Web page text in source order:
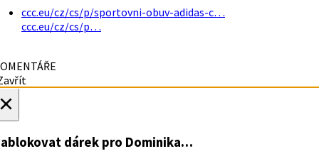
ccc.eu/cz/cs/p/sportovni-obuv-adidas-c…
ccc.eu/cz/cs/p…
dárek pro Dominika…